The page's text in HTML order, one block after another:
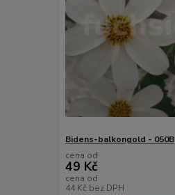
Bidens-balkongold - 050B
cena od
49 Kč
cena od
44 Kč bez DPH